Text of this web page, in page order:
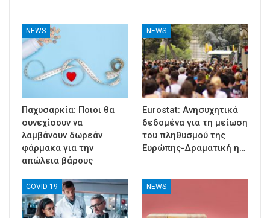
NEWS
Παχυσαρκία: Ποιοι θα
συνεχίσουν να
λαμβάνουν δωρεάν
φάρμακα για την
απώλεια βάρους
NEWS
Eurostat: Ανησυχητικά
δεδομένα για τη μείωση
του πληθυσμού της
Ευρώπης-Δραματική η…
COVID-19 NEWS